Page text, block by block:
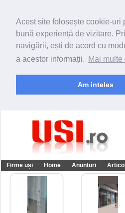
Acest site folosește cookie-uri
bună experiență de vizitare.
navigării, ești de acord cu
a acestor informații. Mai multe
Am inteles
Firme uși Home Anunturi